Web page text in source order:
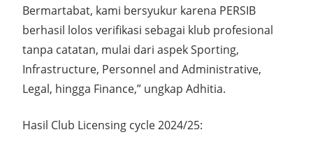
Bermartabat, kami bersyukur karena PERSIB
berhasil lolos verifikasi sebagai klub profesional
tanpa catatan, mulai dari aspek Sporting,
Infrastructure, Personnel and Administrative,
Legal, hingga Finance,” ungkap Adhitia.
Hasil Club Licensing cycle 2024/25: